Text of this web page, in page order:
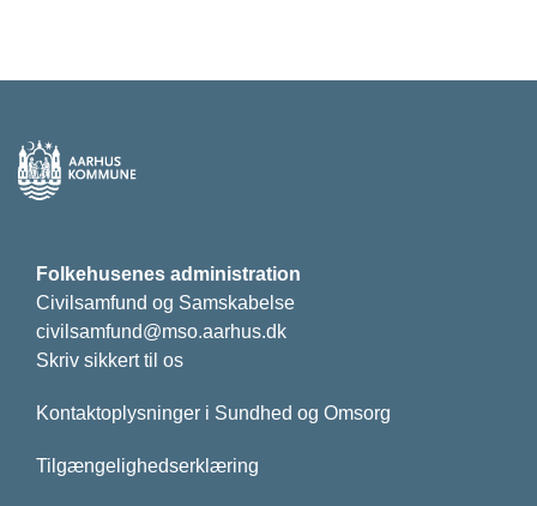
Folkehusenes administration
Civilsamfund og Samskabelse
civilsamfund@mso.aarhus.dk
Skriv sikkert til os
Kontaktoplysninger i Sundhed og Omsorg
Tilgængelighedserklæring